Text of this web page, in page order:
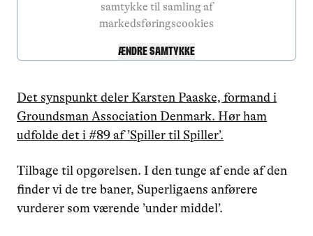
samtykke til samling af
markedsføringscookies
Ændre samtykke
Det synspunkt deler Karsten Paaske, formand i
Groundsman Association Denmark. Hør ham
udfolde det i #89 af ’Spiller til Spiller’.
Tilbage til opgørelsen. I den tunge af ende af den
finder vi de tre baner, Superligaens anførere
vurderer som værende ’under middel’.